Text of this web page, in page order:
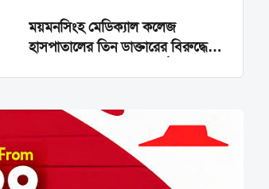
ময়মনসিংহ মেডিক্যাল কলেজ
হাসপাতালের তিন ডাক্তারের বিরুদ্ধে